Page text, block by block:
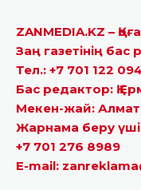
ZANMEDIA.KZ –
Заң газетінің
Тел.: +7 701 122
Бас редактор:
Мекен-жай:
Жарнама беру
+7 701 276 8989
E-mail: